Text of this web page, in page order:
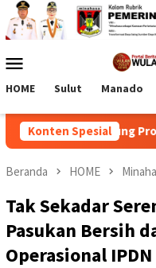
Loncat
ke
konten
Mobile
HOME Sulut Manado
Konten Spesial
RD-Vasung Promosikan
Beranda HOME
Tak Sekadar
Pasukan Bersih
Operasional IPDN